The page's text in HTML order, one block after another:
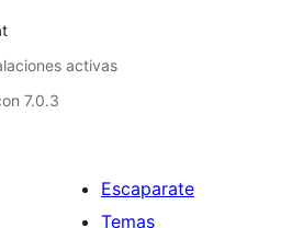
activas
7.0.3
Escaparate
Temas